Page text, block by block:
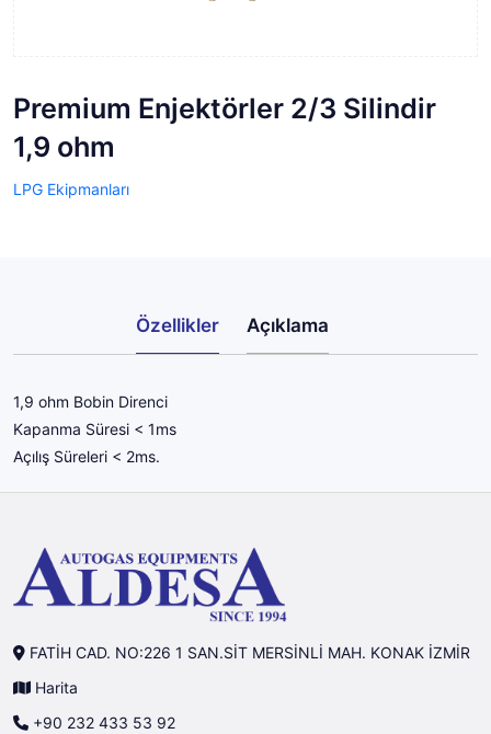
Premium Enjektörler 2/3 Silindir
1,9 ohm
LPG Ekipmanları
Özellikler Açıklama
1,9 ohm Bobin Direnci
Kapanma Süresi < 1ms
Açılış Süreleri < 2ms.
FATİH CAD. NO:226 1 SAN.SİT MERSİNLİ MAH. KONAK İZMİR
Harita
+90 232 433 53 92